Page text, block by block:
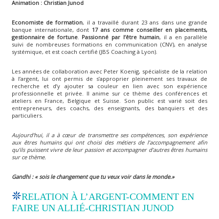
Animation: Christian Junod
Economiste de formation, il a travaillé durant 23 ans dans une grande
banque internationale, dont 17 ans comme conseiller en placements,
gestionnaire de fortune. Passionné par l’être humain, il a en parallèle
suivi de nombreuses formations en communication (CNV), en analyse
systémique, et est coach certifié (JBS Coaching à Lyon).
Les années de collaboration avec Peter Koenig, spécialiste de la relation
à l’argent, lui ont permis de s’approprier pleinement ses travaux de
recherche et d’y ajouter sa couleur en lien avec son expérience
professionnelle et privée. Il anime sur ce thème des conférences et
ateliers en France, Belgique et Suisse. Son public est varié soit des
entrepreneurs, des coachs, des enseignants, des banquiers et des
particuliers.
Aujourd’hui, il a à cœur de transmettre ses compétences, son expérience
aux êtres humains qui ont choisi des métiers de l’accompagnement afin
qu’ils puissent vivre de leur passion et accompagner d’autres êtres humains
sur ce thème.
Gandhi : « sois le changement que tu veux voir dans le monde.»
RELATION À L’ARGENT-COMMENT EN
FAIRE UN ALLIÉ-CHRISTIAN JUNOD